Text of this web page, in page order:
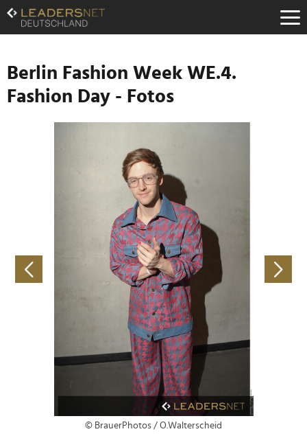
Zum
Inhalt
Zur
Navigation
Zur
Hauptnavigation
Berlin Fashion Week WE.4.
Fashion Day - Fotos
© BrauerPhotos / O.Walterscheid